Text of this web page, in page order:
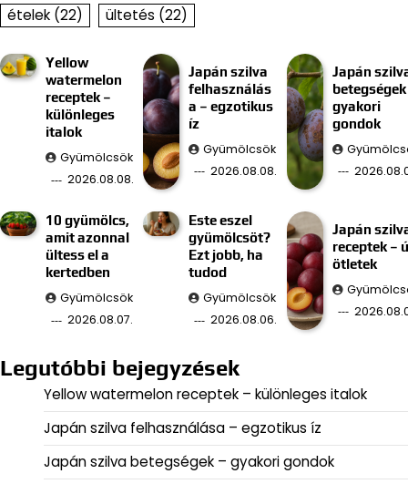
ételek (22) ültetés (22)
Yellow
watermelon
receptek –
különleges
italok
Gyümölcsök
2026.08.08.
Japán szilva
felhasználás
a – egzotikus
íz
Gyümölcsök
2026.08.08.
Japán
betegségek
gyakori
gondok
10 gyümölcs,
amit azonnal
ültess el a
kertedben
Gyümölcsök
2026.08.07.
Este eszel
gyümölcsöt?
Ezt jobb, ha
tudod
Gyümölcsök
2026.08.06.
Japán
receptek –
ötletek
Legutóbbi bejegyzések
Yellow watermelon receptek – különleges italok
Japán szilva felhasználása – egzotikus íz
Japán szilva betegségek – gyakori gondok